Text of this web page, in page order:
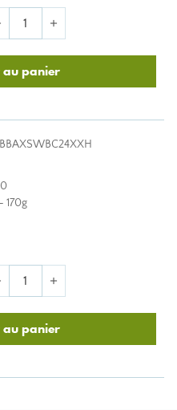
add
panier
170g
add
panier